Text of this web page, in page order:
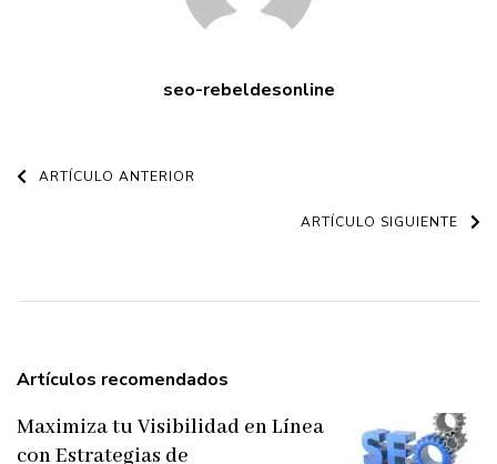
seo-rebeldesonline
Navegación
ARTÍCULO ANTERIOR
ARTÍCULO SIGUIENTE
Artículos recomendados
Maximiza tu Visibilidad en Línea
con Estrategias de